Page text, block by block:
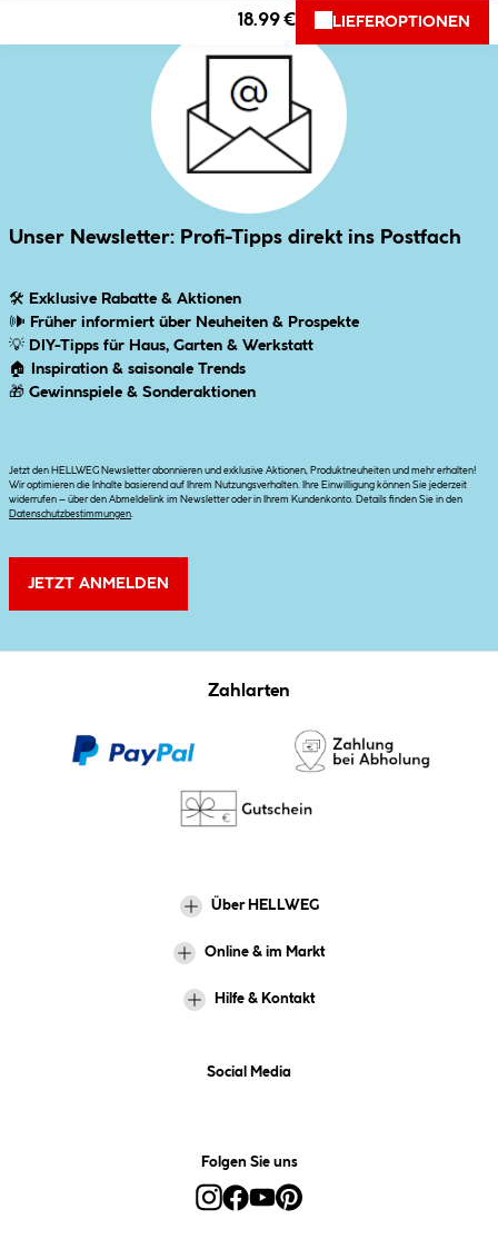
18.99 € LIEFEROPTIONEN
Unser Newsletter: Profi-Tipps direkt ins Postfach
🛠 Exklusive Rabatte & Aktionen
🕪 Früher informiert über Neuheiten & Prospekte
💡 DIY-Tipps für Haus, Garten & Werkstatt
🏠
Inspiration & saisonale Trends
🎁 Gewinnspiele & Sonderaktionen
Jetzt den HELLWEG Newsletter abonnieren und exklusive Aktionen, Produktneuheiten und mehr erhalten!
Wir optimieren die Inhalte basierend auf Ihrem Nutzungsverhalten. Ihre Einwilligung können Sie jederzeit
widerrufen – über den Abmeldelink im Newsletter oder in Ihrem Kundenkonto. Details finden Sie in den
Datenschutzbestimmungen
JETZT ANMELDEN
Zahlarten
Über HELLWEG
Online & im Markt
Hilfe & Kontakt
Social Media
Folgen Sie uns